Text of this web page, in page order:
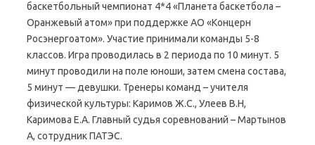
баскетбольный чемпионат 4*4 «Планета баскетбола –
Оранжевый атом» при поддержке АО «Концерн
Росэнергоатом». Участие принимали команды 5-8
классов. Игра проводилась в 2 периода по 10 минут. 5
минут проводили на поле юноши, затем смена состава,
5 минут — девушки. Тренеры команд – учителя
физической культуры: Каримов Ж.С., Улеев В.Н,
Каримова Е.А. Главный судья соревнований – Мартынов
А, сотрудник ПАТЭС.